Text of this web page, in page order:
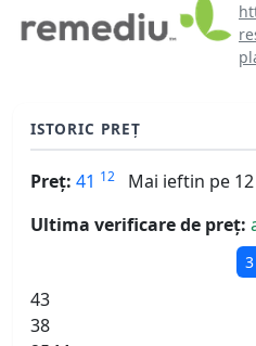
ISTORIC PREȚ
Preț: 41 12
Mai ieftin pe
Ultima verificare de preț:
43
38